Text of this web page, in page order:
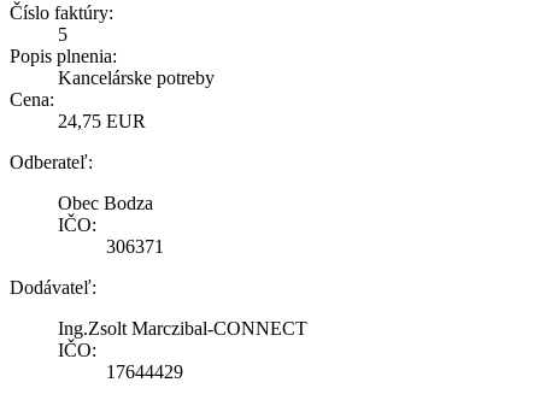
Číslo faktúry:
5
Popis plnenia:
Kancelárske potreby
Cena:
24,75 EUR
Odberateľ:
Obec Bodza
IČO:
306371
Dodávateľ:
Ing.Zsolt Marczibal-CONNECT
IČO:
17644429